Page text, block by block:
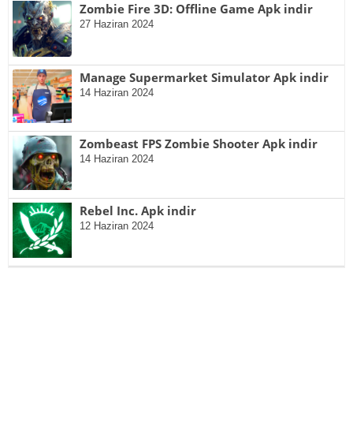
Zombie Fire 3D: Offline Game Apk indir
27 Haziran 2024
Manage Supermarket Simulator Apk indir
14 Haziran 2024
Zombeast FPS Zombie Shooter Apk indir
14 Haziran 2024
Rebel Inc. Apk indir
12 Haziran 2024